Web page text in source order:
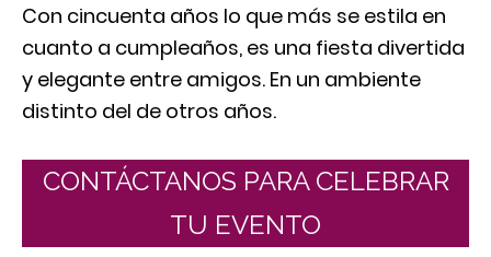
Con cincuenta años lo que más se estila en
cuanto a cumpleaños, es una fiesta divertida
y elegante entre amigos. En un ambiente
distinto del de otros años.
CONTÁCTANOS PARA CELEBRAR
TU EVENTO